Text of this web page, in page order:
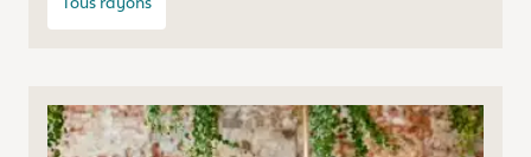
Tous rayons